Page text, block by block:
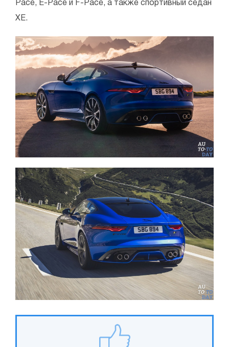
Pace, E-Pace и F-Pace, а также спортивный седан
XE.